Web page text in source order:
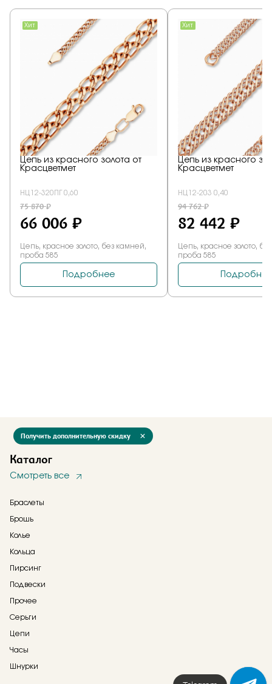
Каталог
Смотреть все
Браслеты
Брошь
Колье
Кольца
Пирсинг
Подвески
Прочее
Серьги
Цепи
Часы
Шнурки
Получить дополнительную скидку